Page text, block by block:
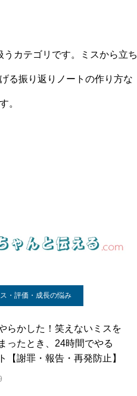
カテゴリです。ミスから立ち
る振り返りノートの作り方な
。
・評価・成長の悩み
らかした！笑えないミスを
ったとき、24時間でやる
【謝罪・報告・再発防止】